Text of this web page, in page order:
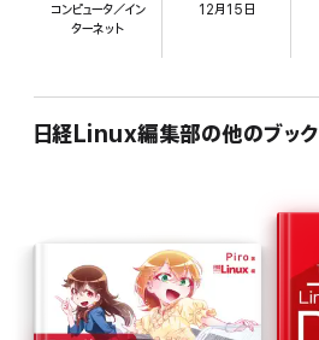
コンピュータ／イン
ターネット
12月15日
日経Linux編集部の他のブック